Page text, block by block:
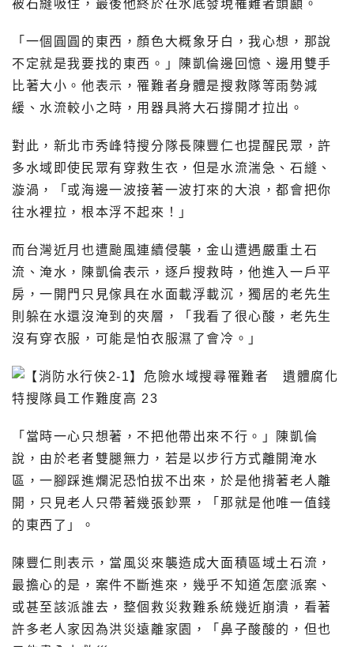
被石縫吸住，最後他終於在水底發現罹難者頭顱。
「一個圓圓的東西，顏色大概象牙白，我心想，那說
不定就是我要找的東西。」陳凱倫邊回憶、邊用雙手
比著大小。他表示，罹難者身體是搜救隊等雨勢減
緩、水流較小之時，用器具將大石撐開才拉出。
對此，新北市秀峰特搜分隊長陳豐仁也提醒民眾，許
多水域即使民眾有穿救生衣，但是水流湍急、石縫、
漩渦，「或海邊一波接著一波打來的大浪，都會把你
往水裡拉，根本浮不起來！」
而台灣近月也遭颱風連續侵襲，金山遭遇嚴重土石
流、淹水，陳凱倫表示，逐戶搜救時，他進入一戶平
房，一開門只見傢具在水面載浮載沉，獨居的老先生
則躲在水還沒淹到的夾層，「我看了很心酸，老先生
沒有穿衣服，可能是怕衣服濕了會冷。」
「當時一心只想著，不把他帶出來不行。」陳凱倫
說，由於老者雙腿無力，若是以步行方式離開淹水
區，一腳踩進爛泥恐怕拔不出來，於是他揹著老人離
開，只見老人只帶著幾張鈔票，「那就是他唯一值錢
的東西了」。
陳豐仁則表示，當風災來襲造成大面積區域土石流，
最擔心的是，案件不斷進來，幾乎不知道怎麼派案、
或甚至該派誰去，整個救災救難系統幾近崩潰，看著
許多老人家因為洪災遠離家園，「鼻子酸酸的，但也